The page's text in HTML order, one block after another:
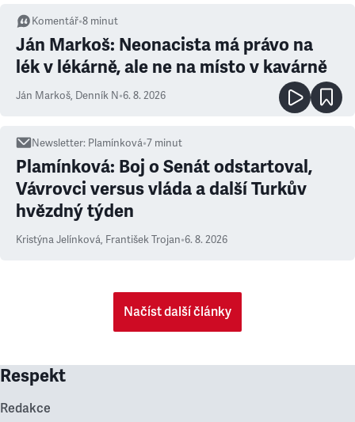
Komentář•8 minut
Ján Markoš: Neonacista má právo na
lék v lékárně, ale ne na místo v kavárně
Ján Markoš, Denník N•6. 8. 2026
Newsletter: Plamínková•7 minut
Plamínková: Boj o Senát odstartoval,
Vávrovci versus vláda a další Turkův
hvězdný týden
Kristýna Jelínková, František Trojan•6. 8. 2026
Načíst další články
Respekt
Redakce